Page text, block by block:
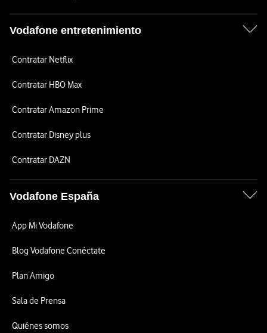
Vodafone entretenimiento
Contratar Netflix
Contratar HBO Max
Contratar Amazon Prime
Contratar Disney plus
Contratar DAZN
Vodafone España
App Mi Vodafone
Blog Vodafone Conéctate
Plan Amigo
Sala de Prensa
Quiénes somos